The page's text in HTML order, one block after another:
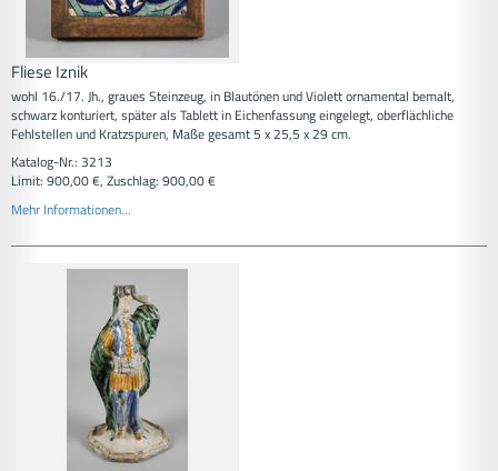
Fliese Iznik
wohl 16./17. Jh., graues Steinzeug, in Blautönen und Violett ornamental bemalt,
schwarz konturiert, später als Tablett in Eichenfassung eingelegt, oberflächliche
Fehlstellen und Kratzspuren, Maße gesamt 5 x 25,5 x 29 cm.
Katalog-Nr.: 3213
Limit: 900,00 €, Zuschlag: 900,00 €
Mehr Informationen...